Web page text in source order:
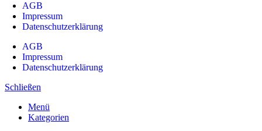
AGB
Impressum
Datenschutzerklärung
AGB
Impressum
Datenschutzerklärung
Schließen
Menü
Kategorien